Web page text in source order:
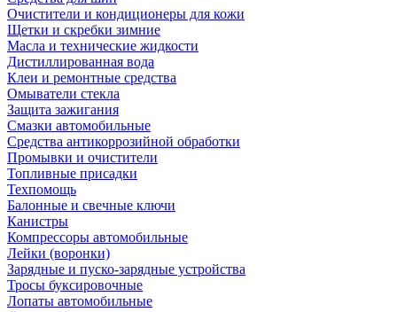
Очистители и кондиционеры для кожи
Щетки и скребки зимние
Масла и технические жидкости
Дистиллированная вода
Клеи и ремонтные средства
Омыватели стекла
Защита зажигания
Смазки автомобильные
Средства антикоррозийной обработки
Промывки и очистители
Топливные присадки
Техпомощь
Балонные и свечные ключи
Канистры
Компрессоры автомобильные
Лейки (воронки)
Зарядные и пуско-зарядные устройства
Тросы буксировочные
Лопаты автомобильные